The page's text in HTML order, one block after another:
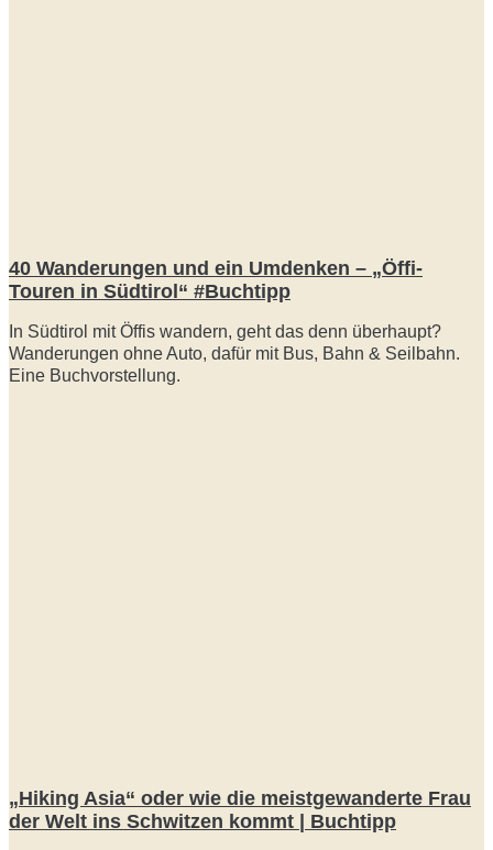
40 Wanderungen und ein Umdenken – „Öffi-
Touren in Südtirol“ #Buchtipp
In Südtirol mit Öffis wandern, geht das denn überhaupt?
Wanderungen ohne Auto, dafür mit Bus, Bahn & Seilbahn.
Eine Buchvorstellung.
„Hiking Asia“ oder wie die meistgewanderte Frau
der Welt ins Schwitzen kommt | Buchtipp